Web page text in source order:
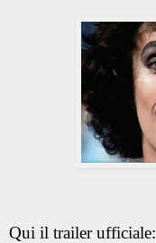
Qui il trailer ufficiale: